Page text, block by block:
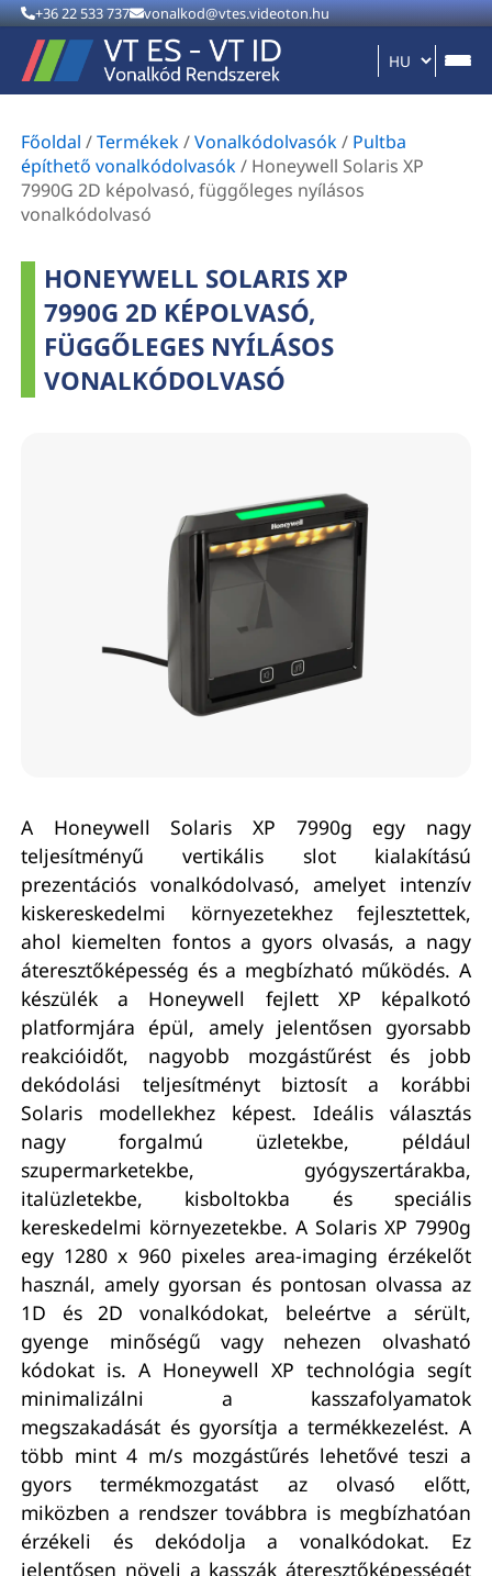
+36 22 533 737 vonalkod@vtes.videoton.hu
Főoldal /Termékek/Vonalkódolvasók/ Pultba
építhető vonalkódolvasók/ Honeywell Solaris XP
7990G 2D képolvasó, függőleges nyílásos
vonalkódolvasó
HONEYWELL SOLARIS XP
7990G 2D KÉPOLVASÓ,
FÜGGŐLEGES NYÍLÁSOS
VONALKÓDOLVASÓ
A Honeywell Solaris XP 7990g egy nagy
teljesítményű vertikális slot kialakítású
prezentációs vonalkódolvasó, amelyet intenzív
kiskereskedelmi környezetekhez fejlesztettek,
ahol kiemelten fontos a gyors olvasás, a nagy
áteresztőképesség és a megbízható működés. A
készülék a Honeywell fejlett XP képalkotó
platformjára épül, amely jelentősen gyorsabb
reakcióidőt, nagyobb mozgástűrést és jobb
dekódolási teljesítményt biztosít a korábbi
Solaris modellekhez képest. Ideális választás
nagy forgalmú üzletekbe, például
szupermarketekbe, gyógyszertárakba,
italüzletekbe, kisboltokba és speciális
kereskedelmi környezetekbe. A Solaris XP 7990g
egy 1280 x 960 pixeles area-imaging érzékelőt
használ, amely gyorsan és pontosan olvassa az
1D és 2D vonalkódokat, beleértve a sérült,
gyenge minőségű vagy nehezen olvasható
kódokat is. A Honeywell XP technológia segít
minimalizálni a kasszafolyamatok
megszakadását és gyorsítja a termékkezelést. A
több mint 4 m/s mozgástűrés lehetővé teszi a
gyors termékmozgatást az olvasó előtt,
miközben a rendszer továbbra is megbízhatóan
érzékeli és dekódolja a vonalkódokat. Ez
jelentősen növeli a kasszák áteresztőképességét